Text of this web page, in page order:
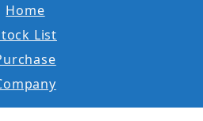
Home
List